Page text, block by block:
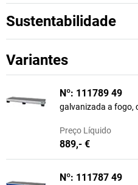
Sustentabilidade
Variantes
Nº: 111789 49
galvanizada a fogo,
Preço Líquido
889,- €
Nº: 111787 49